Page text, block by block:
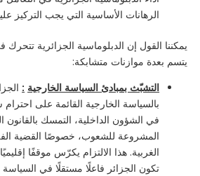
الرهانات الأساسية التي يجب التركيز
يمكننا القول إن الدبلوماسية الجزائرية
يتسم بعدة موازنات متشابكة:
التشبّث بمبادئ السياسة الخارجية :
بالسياسة الخارجية القائمة على
في الشؤون الداخلية، التمسك بالقانون
المشروعة للشعوب، خصوصًا القضية
الغربية. هذا الالتزام يكرّس موقفًا
تكون الجزائر فاعلًا مستقلًا في السياسة